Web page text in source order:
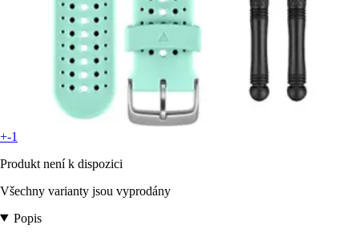
+-1
Produkt není k dispozici
Všechny varianty jsou vyprodány
Popis